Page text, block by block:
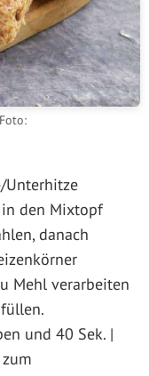
Unterhitze
in den Mixtopf
danach
Mehl verarbeiten
und 40 Sek. |